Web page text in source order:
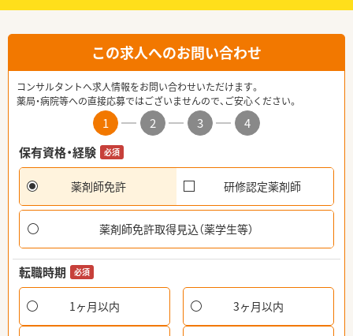
この求人へのお問い合わせ
コンサルタントへ求人情報をお問い合わせいただけます。
薬局・病院等への直接応募ではございませんので、ご安心ください。
1 2 3
4
保有資格・経験
必須
薬剤師免許 研修認定薬剤師
薬剤師免許取得見込（薬学生等）
転職時期 必須
1ヶ月以内 3ヶ月以内